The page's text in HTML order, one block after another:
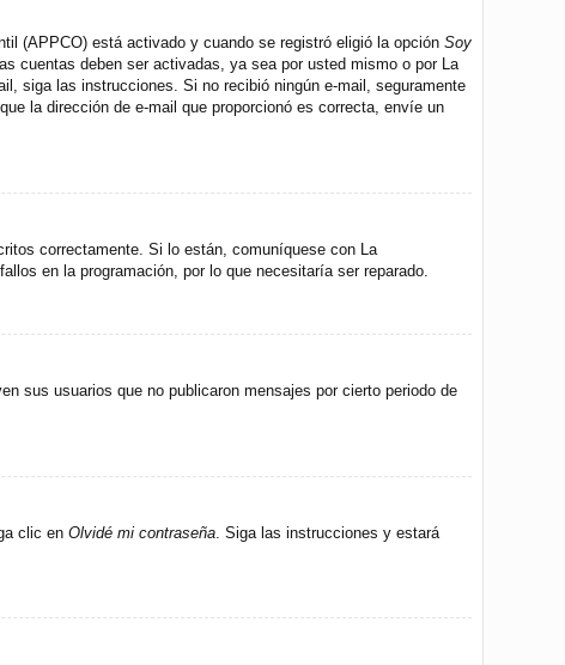
(APPCO) está activado y cuando se registró eligió la opción Soy
cuentas deben ser activadas, ya sea por usted mismo o por La
siga las instrucciones. Si no recibió ningún e-mail, seguramente
la dirección de e-mail que proporcionó es correcta, envíe un
correctamente. Si lo están, comuníquese con La
en la programación, por lo que necesitaría ser reparado.
sus usuarios que no publicaron mensajes por cierto periodo de
clic en Olvidé mi contraseña. Siga las instrucciones y estará